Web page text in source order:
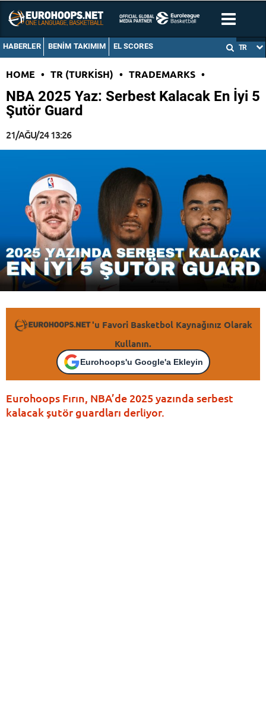
HABERLER BENIM TAKIMIM EL SCORES TR
HOME • TR (TURKISH) • TRADEMARKS •
NBA 2025 Yaz: Serbest Kalacak En İyi 5
Şutör Guard
21/AĞU/24 13:26
'u Favori Basketbol Kaynağınız Olarak
Kullanın.
Eurohoops'u Google'a Ekleyin
Eurohoops Fırın, NBA’de 2025 yazında serbest
kalacak şutör guardları derliyor.